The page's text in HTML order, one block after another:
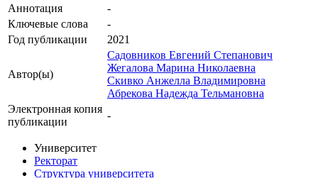
Аннотация
-
Ключевые cлова
-
Год публикации
2021
Автор(ы)
Садовников Евгений Степанович
Жегалова Марина Николаевна
Скивко Анжелла Владимировна
Абрекова Надежда Тельмановна
Электронная копия
публикации
-
Университет
Ректорат
Структура университета